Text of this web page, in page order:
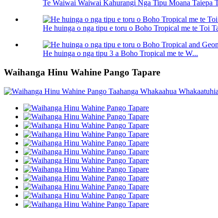
Te Waiwai Waiwai Kahurangi Nga Tipu Moana Taiepa
He huinga o nga tipu e toru o Boho Tropical me te Toi
He huinga o nga tipu 3 a Boho Tropical me te W...
Waihanga Hinu Wahine Pango Tapare